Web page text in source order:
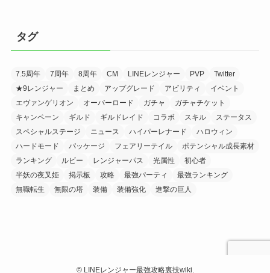
タグ
7.5周年 7周年 8周年 CM LINEレンジャー PVP
Twitter
★9レンジャー
まとめ アップグレード アビリティ
イベント
エヴァンゲリオン
オーバーロード ガチャ
ガチャチケット
キャンペーン
ギルド ギルドレイド コラボ スキル
ステータス
スペシャルステージ
ニュース ハイパーレナード
ハロウィン
ハードモード
パッケージ フェアリーテイル
ポテンシャル成長素材
ランキング
ルビー レンジャーパス 光属性
初心者
半妖の夜叉姫
掲示板 攻略 最強パーティ
最強ランキング
無職転生
無限の塔 装備 装備強化 進撃の巨人
©LINEレンジャー最強攻略裏技wiki.